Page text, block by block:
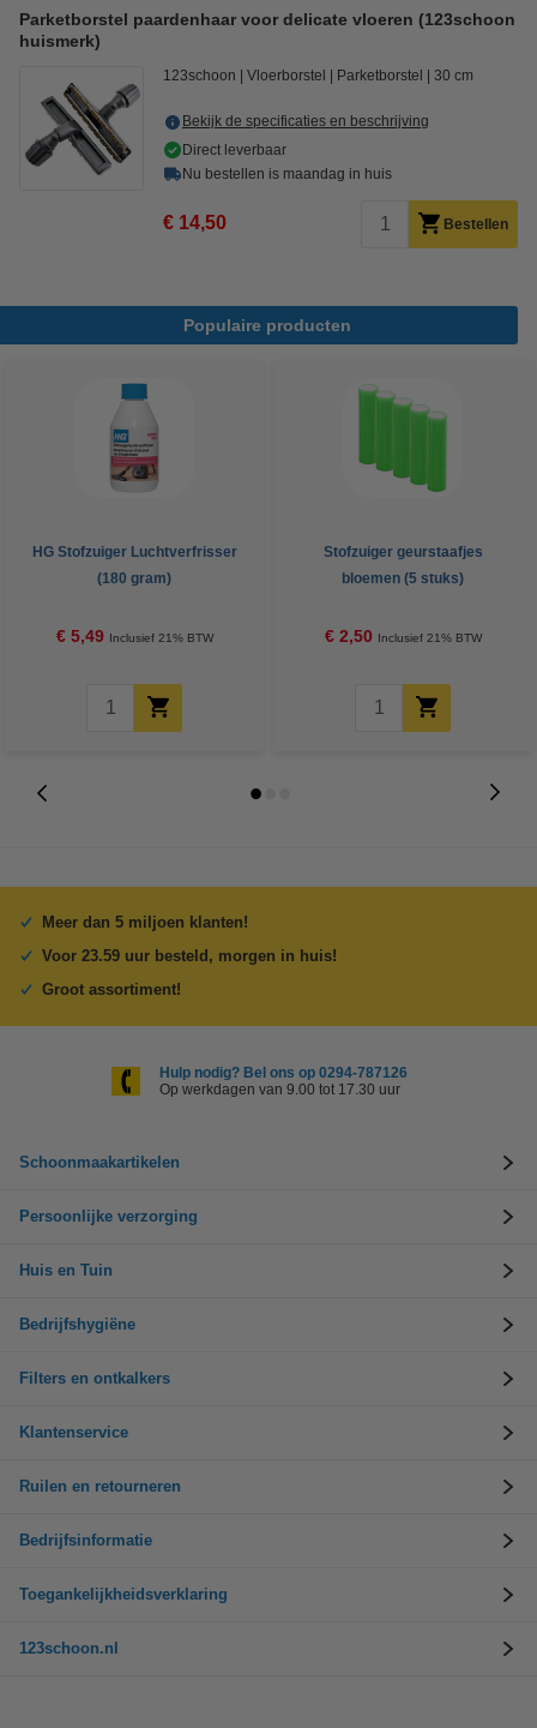
Parketborstel paardenhaar voor delicate vloeren (123schoon
huismerk)
123schoon Vloerborstel Parketborstel 30 cm
Bekijk de specificaties en beschrijving
Direct leverbaar
Nu bestellen is maandag in huis
€ 14,50 Bestellen
Populaire producten
HG Stofzuiger Luchtverfrisser
(180 gram)
€ 5,49 Inclusief 21% BTW
Stofzuiger geurstaafjes
bloemen (5 stuks)
€ 2,50 Inclusief 21% BTW
Meer dan 5 miljoen klanten!
Voor 23.59 uur besteld, morgen in huis!
Groot assortiment!
Hulp nodig? Bel ons op 0294-787126
Op werkdagen van 9.00 tot 17.30 uur
Schoonmaakartikelen
Persoonlijke verzorging
Huis en Tuin
Bedrijfshygiëne
Filters en ontkalkers
Klantenservice
Ruilen en retourneren
Bedrijfsinformatie
Toegankelijkheidsverklaring
123schoon.nl